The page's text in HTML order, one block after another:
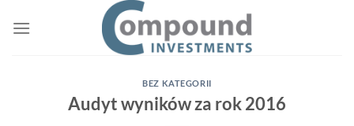
BEZ KATEGORII
Audyt wyników za rok 2016